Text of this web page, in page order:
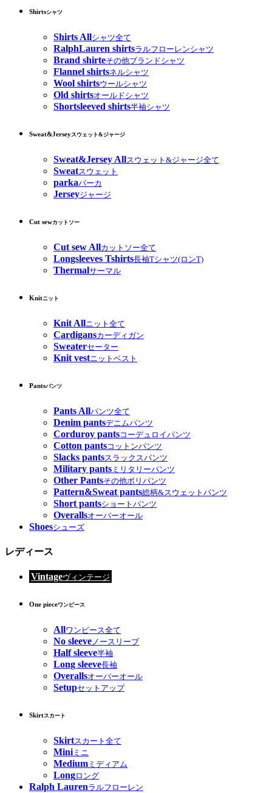
Shirtsシャツ
Shirts Allシャツ全て
RalphLauren shirtsラルフローレンシャツ
Brand shirteその他ブランドシャツ
Flannel shirtsネルシャツ
Wool shirtsウールシャツ
Old shirtsオールドシャツ
Shortsleeved shirts半袖シャツ
Sweat&Jerseyスウェット&ジャージ
Sweat&Jersey Allスウェット&ジャージ全て
Sweatスウェット
parkaパーカ
Jerseyジャージ
Cut sewカットソー
Cut sew Allカットソー全て
Longsleeves Tshirts長袖Tシャツ(ロンT)
Thermalサーマル
Knitニット
Knit Allニット全て
Cardigansカーディガン
Sweaterセーター
Knit vestニットベスト
Pantsパンツ
Pants Allパンツ全て
Denim pantsデニムパンツ
Corduroy pantsコーデュロイパンツ
Cotton pantsコットンパンツ
Slacks pantsスラックスパンツ
Military pants ミリタリーパンツ
Other Pantsその他ポリパンツ
Pattern&Sweat pants総柄&スウェットパンツ
Short pantsショートパンツ
Overallsオーバーオール
Shoesシューズ
レディース
Vintageヴィンテージ
One pieceワンピース
Allワンピース全て
No sleeveノースリーブ
Half sleeve半袖
Long sleeve長袖
Overallsオーバーオール
Setupセットアップ
Skirtスカート
Skirtスカート全て
Miniミニ
Medium ミディアム
Longロング
Ralph Laurenラルフローレン